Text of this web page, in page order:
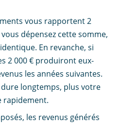
vous rapportent 2
dépensez cette somme,
En revanche, si
2 000 € produiront eux-
les années suivantes.
longtemps, plus votre
rapidement.
les revenus générés